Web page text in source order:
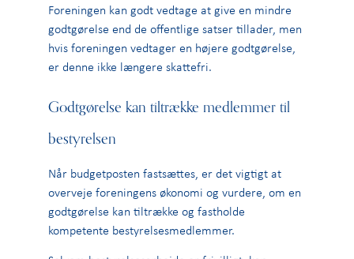
Foreningen kan godt vedtage at give en mindre
godtgørelse end de offentlige satser tillader, men
hvis foreningen vedtager en højere godtgørelse,
er denne ikke længere skattefri.
Godtgørelse kan tiltrække medlemmer til
bestyrelsen
Når budgetposten fastsættes, er det vigtigt at
overveje foreningens økonomi og vurdere, om en
godtgørelse kan tiltrække og fastholde
kompetente bestyrelsesmedlemmer.